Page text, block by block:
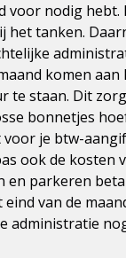
voor nodig hebt.
het tanken.
komen aan
te staan. Dit
bonnetjes
je btw-
ook de kosten
en parkeren
van de
administratie